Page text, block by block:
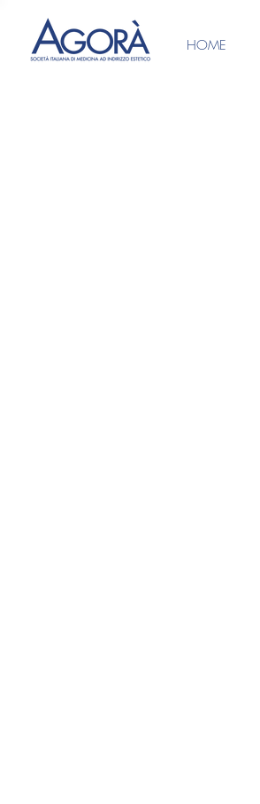
HOME